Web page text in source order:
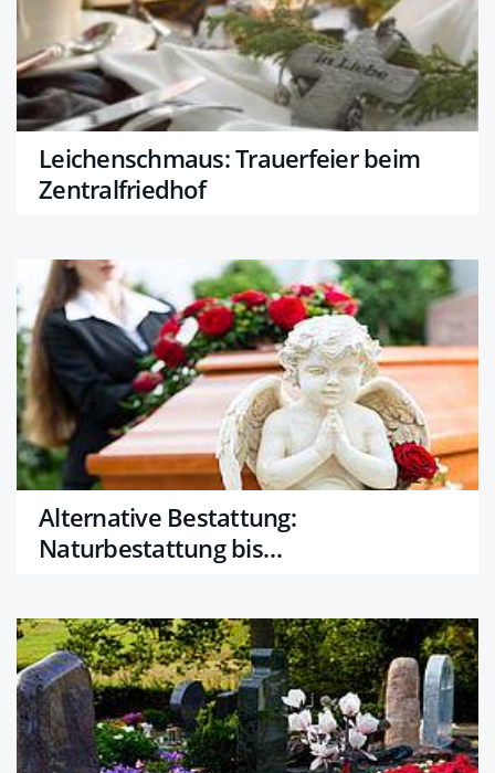
Leichenschmaus: Trauerfeier beim
Zentralfriedhof
Alternative Bestattung:
Naturbestattung bis